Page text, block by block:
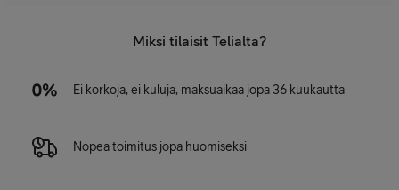
Miksi tilaisit Telialta?
Ei korkoja, ei kuluja, maksuaikaa jopa 36 kuukautta
Nopea toimitus jopa huomiseksi